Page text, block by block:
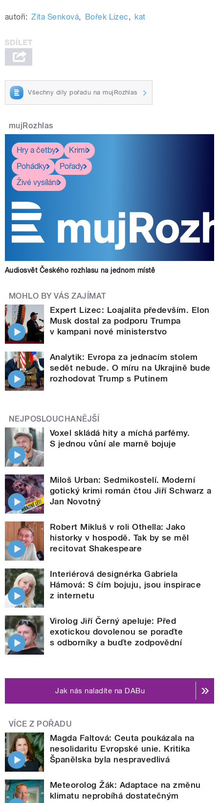
autoři: Zita Senková, Bořek Lizec, kat
Všechny díly pořadu na mujRozhlas
mujRozhlas
Hry a četby
Krimi
Pohádky
Pořady
Živé vysílání
Audiosvět Českého rozhlasu na jednom místě
MOHLO BY VÁS ZAJÍMAT
Expert Lizec: Loajalita především. Elon
Musk dostal za podporu Trumpa
v kampani nové ministerstvo
Analytik: Evropa za jednacím stolem
sedět nebude. O míru na Ukrajině bude
rozhodovat Trump s Putinem
NEJPOSLOUCHANĚJŠÍ
Voxel skládá hity a míchá parfémy.
S jednou vůní ale marně bojuje
Miloš Urban: Sedmikostelí. Moderní
gotický krimi román čtou Jiří Schwarz a
Jan Novotný
Robert Mikluš v roli Othella: Jako
historky v hospodě. Tak by se měl
recitovat Shakespeare
Interiérová designérka Gabriela
Hámová: S čím bojuju, jsou inspirace
z internetu
Virolog Jiří Černý apeluje: Před
exotickou dovolenou se poraďte
s odborníky a buďte zodpovědní
Jak nás naladíte na DABu
VÍCE Z POŘADU
Magda Faltová: Ceuta poukázala na
nesolidaritu Evropské unie. Kritika
Španělska byla nespravedlivá
Meteorolog Žák: Adaptace na změnu
klimatu neprobíhá dostatečným